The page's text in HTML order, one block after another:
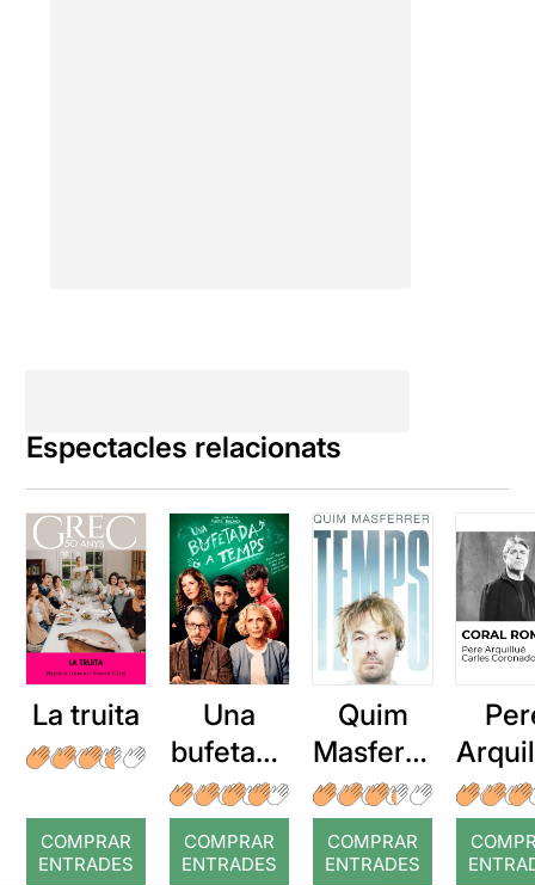
Espectacles relacionats
La truita
COMPRAR
ENTRADES
Una
bufetada
a temps
COMPRAR
ENTRADES
Quim
Masferre
r: Temps
COMPRAR
ENTRADES
: